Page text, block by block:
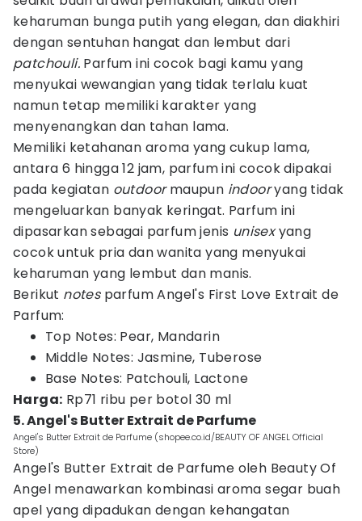
keharuman bunga putih yang elegan, dan diakhiri
dengan sentuhan hangat dan lembut dari
patchouli. Parfum ini cocok bagi kamu yang
menyukai wewangian yang tidak terlalu kuat
namun tetap memiliki karakter yang
menyenangkan dan tahan lama.
Memiliki ketahanan aroma yang cukup lama,
antara 6 hingga 12 jam, parfum ini cocok dipakai
pada kegiatan outdoormaupun indooryang tidak
mengeluarkan banyak keringat. Parfum ini
dipasarkan sebagai parfum jenis unisexyang
cocok untuk pria dan wanita yang menyukai
keharuman yang lembut dan manis.
Berikut notesparfum Angel's First Love Extrait de
Parfum:
Top Notes: Pear, Mandarin
Middle Notes: Jasmine, Tuberose
Base Notes: Patchouli, Lactone
Harga: Rp71 ribu per botol 30 ml
5. Angel's Butter Extrait de Parfume
Angel's Butter Extrait de Parfume (shopee.co.id/BEAUTY OF ANGEL Official
Store)
Angel's Butter Extrait de Parfume oleh Beauty Of
Angel menawarkan kombinasi aroma segar buah
apel yang dipadukan dengan kehangatan